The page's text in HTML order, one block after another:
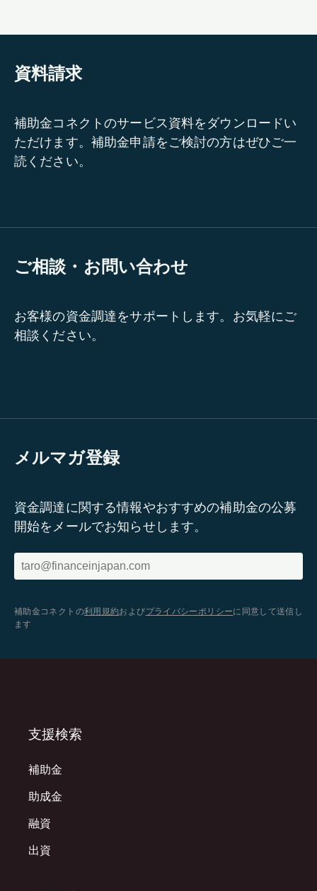
資料請求
補助金コネクトのサービス資料をダウンロードい
ただけます。補助金申請をご検討の方はぜひご一
読ください。
ご相談・お問い合わせ
お客様の資金調達をサポートします。お気軽にご
相談ください。
メルマガ登録
資金調達に関する情報やおすすめの補助金の公募
開始をメールでお知らせします。
補助金コネクトの利用規約およびプライバシーポリシーに同意して送信し
ます
支援検索
補助金
助成金
融資
出資